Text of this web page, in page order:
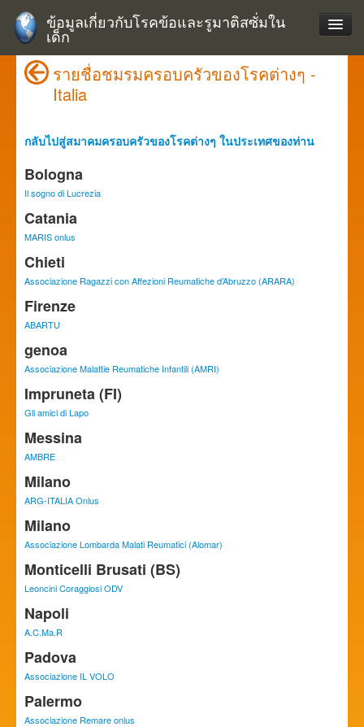
ข้อมูลเกี่ยวกับโรคข้อและรูมาติสซั่มใน
เด็ก
รายชื่อชมรมครอบครัวของโรคต่างๆ -
Italia
กลับไปสู่สมาคมครอบครัวของโรคต่างๆ ในประเทศของท่าน
Bologna
Il sogno di Lucrezia
Catania
MARIS onlus
Chieti
Associazione Ragazzi con Affezioni Reumatiche d’Abruzzo (ARARA)
Firenze
ABARTU
genoa
Associazione Malattie Reumatiche Infantili (AMRI)
Impruneta (FI)
Gli amici di Lapo
Messina
AMBRE
Milano
ARG-ITALIA Onlus
Milano
Associazione Lombarda Malati Reumatici (Alomar)
Monticelli Brusati (BS)
Leoncini Coraggiosi ODV
Napoli
A.C.Ma.R
Padova
Associazione IL VOLO
Palermo
Associazione Remare onlus